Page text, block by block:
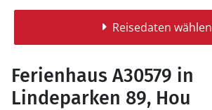
Reisedaten wählen
Ferienhaus A30579 in
Lindeparken 89, Hou